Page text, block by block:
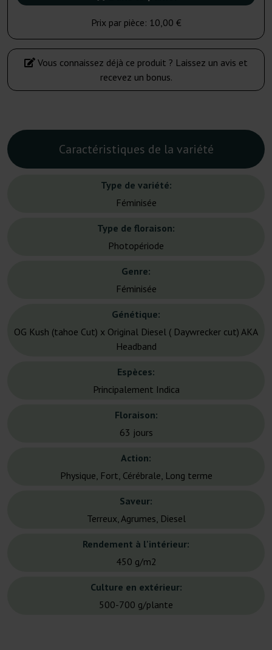
Prix par pièce: 10,00 €
Vous connaissez déjà ce produit ? Laissez un avis et
recevez un bonus.
Caractéristiques de la variété
Type de variété:
Féminisée
Type de floraison:
Photopériode
Genre:
Féminisée
Génétique:
OG Kush (tahoe Cut) x Original Diesel ( Daywrecker cut) AKA
Headband
Espèces:
Principalement Indica
Floraison:
63 jours
Action:
Physique, Fort, Cérébrale, Long terme
Saveur:
Terreux, Agrumes, Diesel
Rendement à l'intérieur:
450 g/m2
Culture en extérieur:
500-700 g/plante